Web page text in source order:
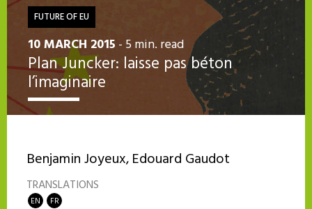
FUTURE OF EU
10 MARCH 2015 - 5 min. read
Plan Juncker: laisse pas béton
l’imaginaire
Benjamin Joyeux Edouard Gaudot
TRANSLATIONS
EN FR